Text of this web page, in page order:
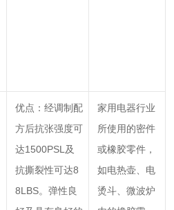
优点：经调制配
方后抗张强度可
达1500PSL及
抗撕裂性可达8
8LBS。弹性良
家用电器行业
所使用的密件
或橡胶零件，
如电热壶、电
烫斗、微波炉